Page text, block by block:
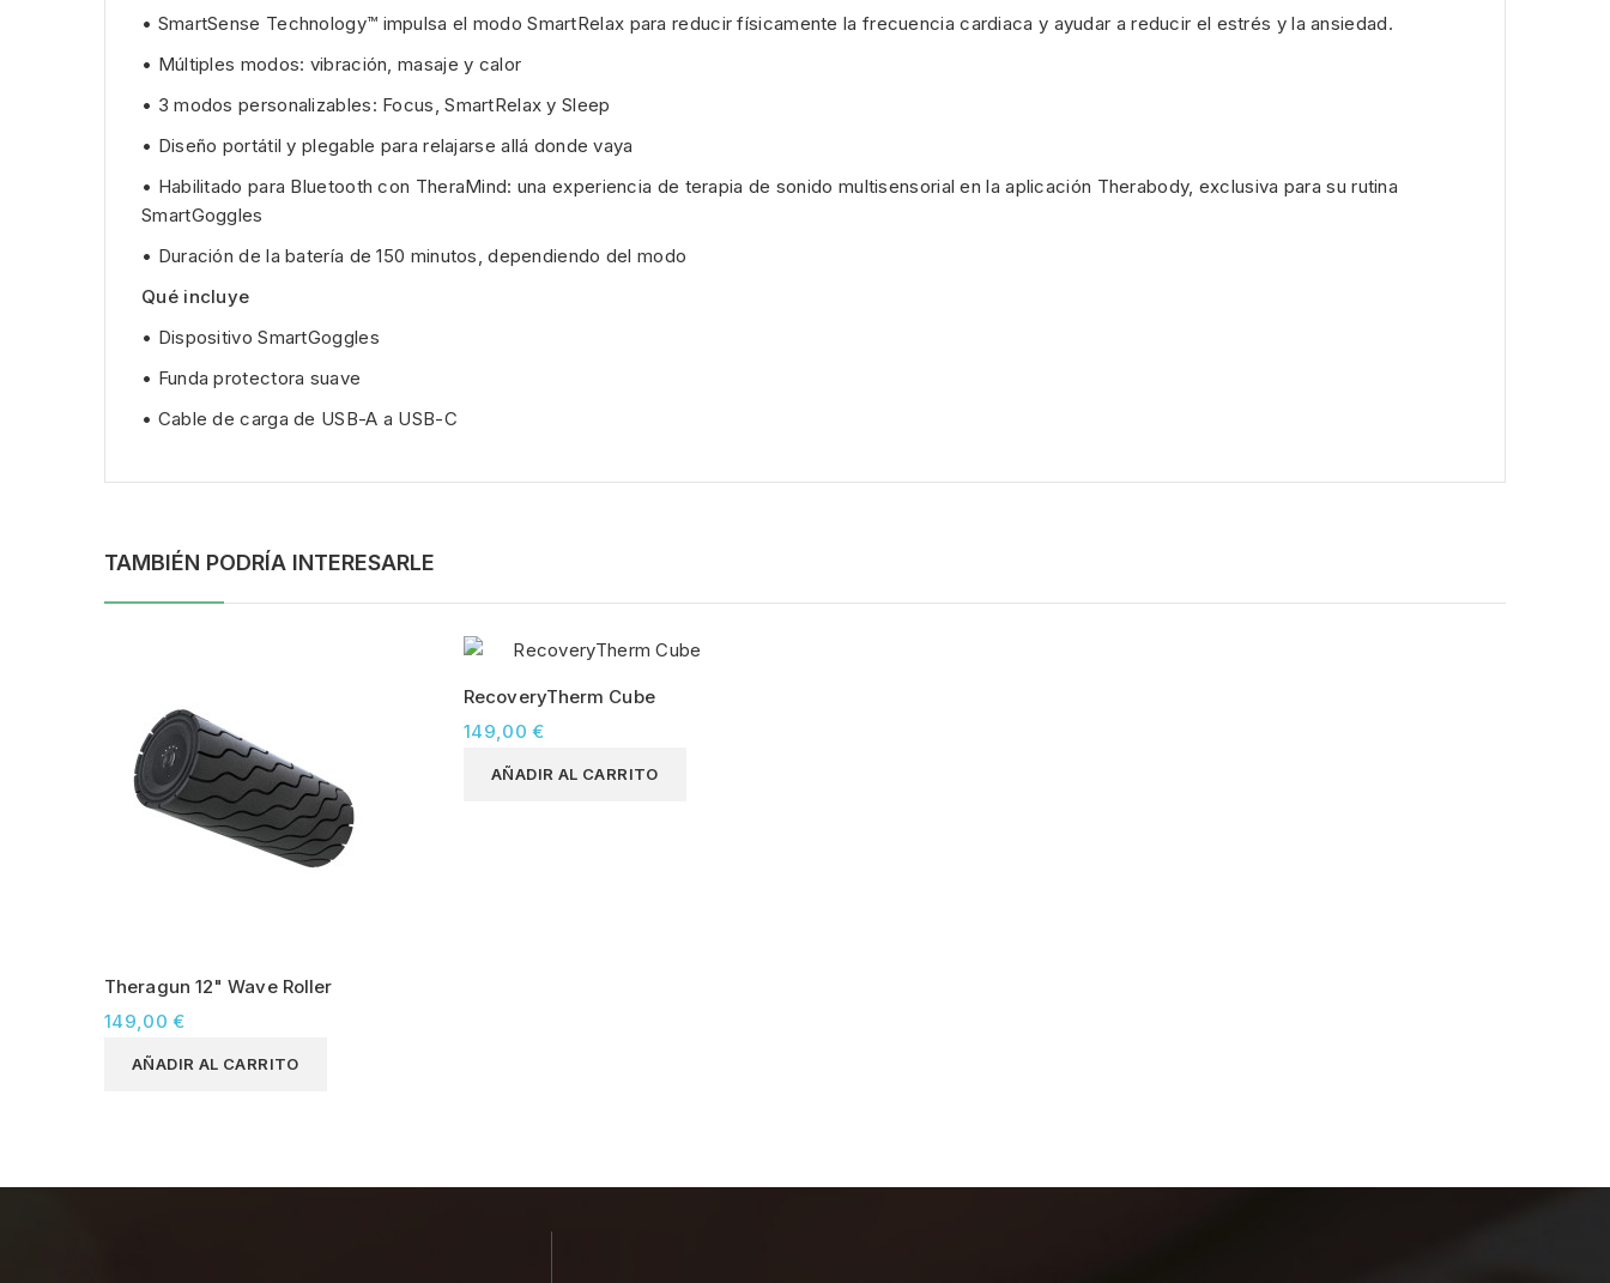
• SmartSense Technology™ impulsa el modo SmartRelax para reducir físicamente la frecuencia cardiaca y ayudar a reducir el estrés y la ansiedad.
• Múltiples modos: vibración, masaje y calor
• 3 modos personalizables: Focus, SmartRelax y Sleep
• Diseño portátil y plegable para relajarse allá donde vaya
• Habilitado para Bluetooth con TheraMind: una experiencia de terapia de sonido multisensorial en la aplicación Therabody, exclusiva para su rutina
SmartGoggles
• Duración de la batería de 150 minutos, dependiendo del modo
Qué incluye
• Dispositivo SmartGoggles
• Funda protectora suave
• Cable de carga de USB-A a USB-C
TAMBIÉN PODRÍA INTERESARLE
Theragun 12" Wave Roller
149,00 €
AÑADIR AL CARRITO
RecoveryTherm Cube
149,00 €
AÑADIR AL CARRITO